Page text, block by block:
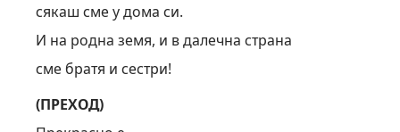
сякаш сме у дома си.
И на родна земя, и в далечна страна
сме братя и сестри!
(ПРЕХОД)